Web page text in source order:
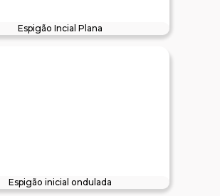
Espigão Incial Plana
Espigão inicial ondulada